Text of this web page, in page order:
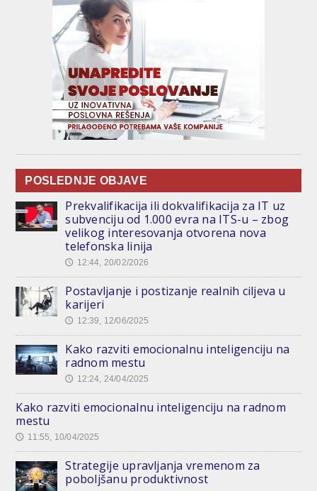
POSLEDNJE OBJAVE
Prekvalifikacija ili dokvalifikacija za IT uz
subvenciju od 1.000 evra na ITS-u – zbog
velikog interesovanja otvorena nova
telefonska linija
🕔 12:44, 20/02/2026
Postavljanje i postizanje realnih ciljeva u
karijeri
🕔 12:39, 12/06/2025
Kako razviti emocionalnu inteligenciju na
radnom mestu
🕔 12:24, 24/04/2025
Kako razviti emocionalnu inteligenciju na radnom
mestu
🕔 11:55, 10/04/2025
Strategije upravljanja vremenom za
poboljšanu produktivnost